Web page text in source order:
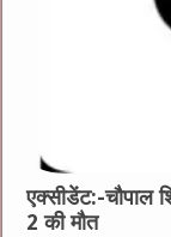
एक्सीडेंट:-चौपाल
2 की मौत